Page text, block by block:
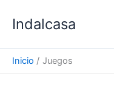
Indalcasa
Inicio Juegos